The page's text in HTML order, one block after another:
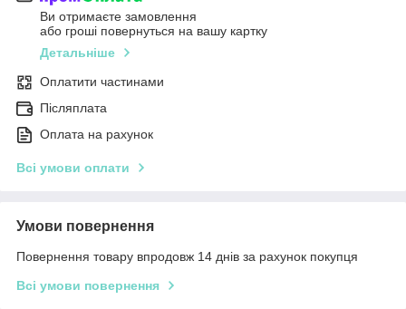
Ви отримаєте замовлення
або гроші повернуться на вашу картку
Детальніше
Оплатити частинами
Післяплата
Оплата на рахунок
Всі умови оплати
Умови повернення
Повернення товару впродовж 14 днів за рахунок покупця
Всі умови повернення